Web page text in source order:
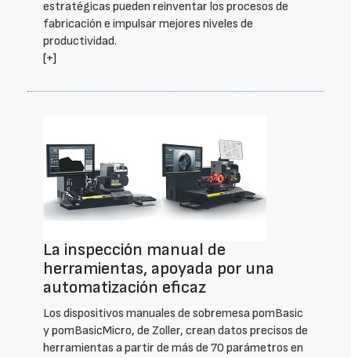
estratégicas pueden reinventar los procesos de
fabricación e impulsar mejores niveles de
productividad.
[+]
La inspección manual de
herramientas, apoyada por una
automatización eficaz
Los dispositivos manuales de sobremesa pomBasic
y pomBasicMicro, de Zoller, crean datos precisos de
herramientas a partir de más de 70 parámetros en